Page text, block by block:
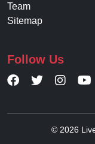
Team
Sitemap
Follow Us
© 2026